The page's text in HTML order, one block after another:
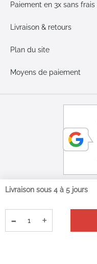
Livraison sous 4 à 5 jours
- +
Paiement en 3x sans frais
Livraison & retours
Plan du site
Moyens de paiement